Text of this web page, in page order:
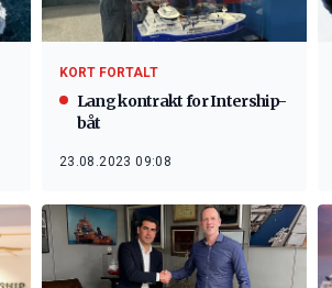
KORT FORTALT
Lang kontrakt for Intership-
båt
23.08.2023 09:08